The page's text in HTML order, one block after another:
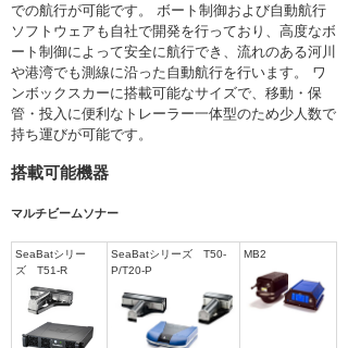
ダイバーナビゲーション
取扱いメーカー
での航行が可能です。 ボート制御および自動航行
ソフトウェアも自社で開発を行っており、高度なボ
ート制御によって安全に航行でき、流れのある河川
や港湾でも測線に沿った自動航行を行います。 ワ
ンボックスカーに搭載可能なサイズで、移動・保
管・投入に便利なトレーラー一体型のため少人数で
持ち運びが可能です。
搭載可能機器
マルチビームソナー
SeaBatシリー
ズ T51-R
SeaBatシリーズ T50-
P/T20-P
MB2